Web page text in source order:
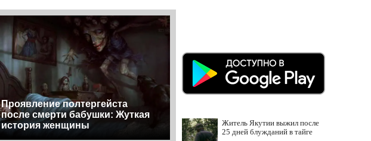
Проявление полтергейста
после смерти бабушки: Жуткая
история женщины
Житель Якутии выжил после
25 дней блужданий в тайге